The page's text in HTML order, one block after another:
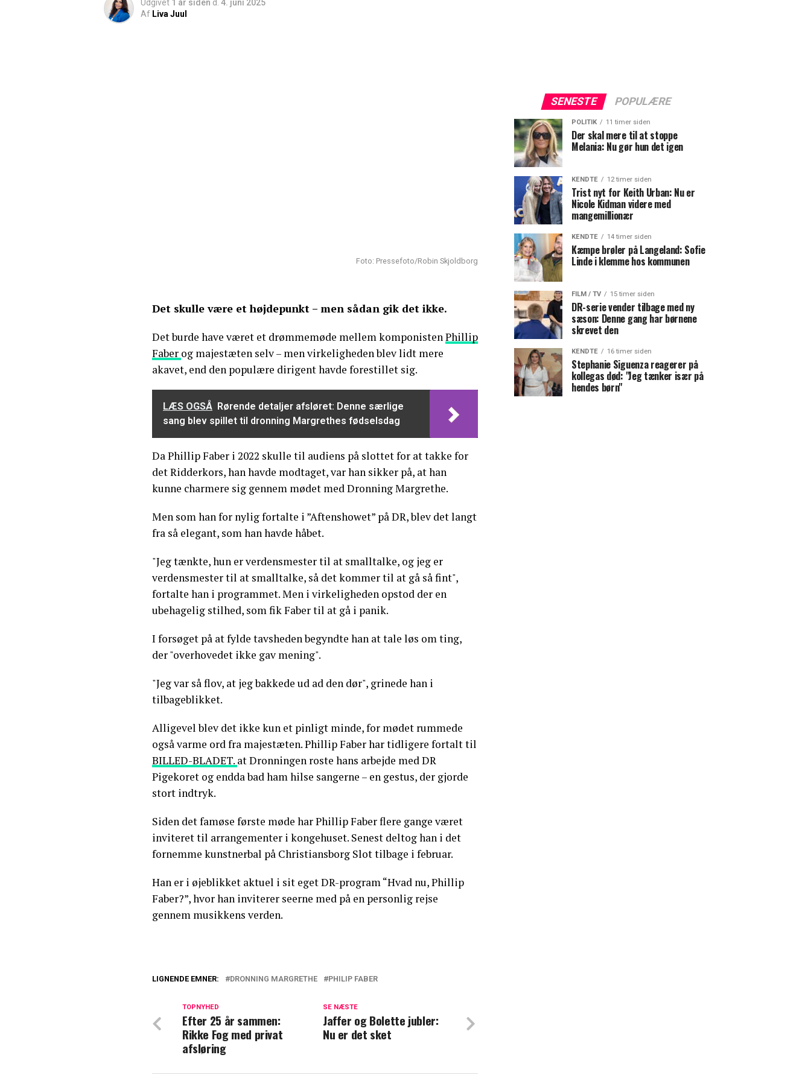
Udgivet 1 år siden d. 4. juni 2025
Af Liva Juul
Foto: Pressefoto/Robin Skjoldborg
Det skulle være et højdepunkt – men sådan gik det ikke.
Det burde have været et drømmemøde mellem komponistenPhillip
Faber og majestæten selv – men virkeligheden blev lidt mere
akavet, end den populære dirigent havde forestillet sig.
LÆS OGSÅ Rørende detaljer afsløret: Denne særlige
sang blev spillet til dronning Margrethes fødselsdag
Da Phillip Faber i 2022 skulle til audiens på slottet for at takke for
det Ridderkors, han havde modtaget, var han sikker på, at han
kunne charmere sig gennem mødet med Dronning Margrethe.
Men som han for nylig fortalte i ”Aftenshowet” på DR, blev det langt
fra så elegant, som han havde håbet.
"Jeg tænkte, hun er verdensmester til at smalltalke, og jeg er
verdensmester til at smalltalke, så det kommer til at gå så fint",
fortalte han i programmet. Men i virkeligheden opstod der en
ubehagelig stilhed, som fik Faber til at gå i panik.
I forsøget på at fylde tavsheden begyndte han at tale løs om ting,
der "overhovedet ikke gav mening".
"Jeg var så flov, at jeg bakkede ud ad den dør", grinede han i
tilbageblikket.
Alligevel blev det ikke kun et pinligt minde, for mødet rummede
også varme ord fra majestæten. Phillip Faber har tidligere fortalt til
BILLED-BLADET. at Dronningen roste hans arbejde med DR
Pigekoret og endda bad ham hilse sangerne – en gestus, der gjorde
stort indtryk.
Siden det famøse første møde har Phillip Faber flere gange været
inviteret til arrangementer i kongehuset. Senest deltog han i det
fornemme kunstnerbal på Christiansborg Slot tilbage i februar.
Han er i øjeblikket aktuel i sit eget DR-program “Hvad nu, Phillip
Faber?”, hvor han inviterer seerne med på en personlig rejse
gennem musikkens verden.
Margrethe
Pressemeddelelse overrasker: Nytårsaften er sidste gang
for dronning Margrethe
LIGNENDE EMNER: DRONNING MARGRETHE PHILIP FABER
SE NÆSTE
Jaffer og Bolette jubler:
Nu er det sket
TOPNYHED
Efter 25 år sammen:
Rikke Fog med privat
afsløring
SENESTE POPULÆRE
POLITIK 11 timer siden
Der skal mere til at stoppe
Melania: Nu gør hun det igen
KENDTE 12 timer siden
Trist nyt for Keith Urban: Nu er
Nicole Kidman videre med
mangemillionær
KENDTE 14 timer siden
Kæmpe brøler på Langeland: Sofie
Linde i klemme hos kommunen
FILM / TV 15 timer siden
DR-serie vender tilbage med ny
sæson: Denne gang har børnene
skrevet den
KENDTE 16 timer siden
Stephanie Siguenza reagerer på
kollegas død: "Jeg tænker især på
hendes børn"